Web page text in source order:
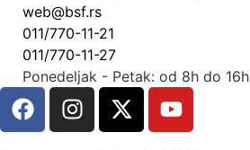
web@bsf.rs
011/770-11-21
011/770-11-27
Ponedeljak - Petak: od 8h do 16h